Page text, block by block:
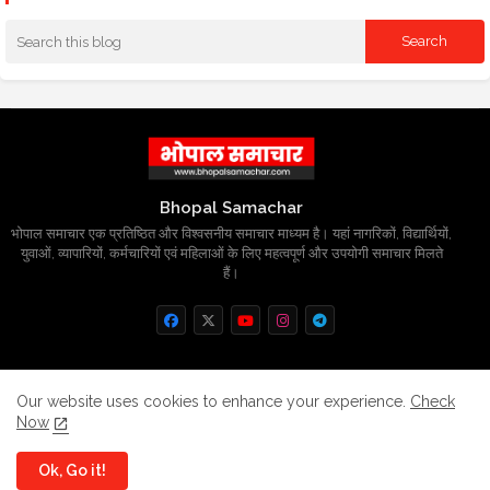
Bhopal Samachar
भोपाल समाचार एक प्रतिष्ठित और विश्वसनीय समाचार माध्यम है। यहां नागरिकों, विद्यार्थियों,
युवाओं, व्यापारियों, कर्मचारियों एवं महिलाओं के लिए महत्वपूर्ण और उपयोगी समाचार मिलते
हैं।
All Right Reserved Copyright
Home About Contact us
Privacy Policy
Our website uses cookies to enhance your experience. Check
Now
Ok, Go it!